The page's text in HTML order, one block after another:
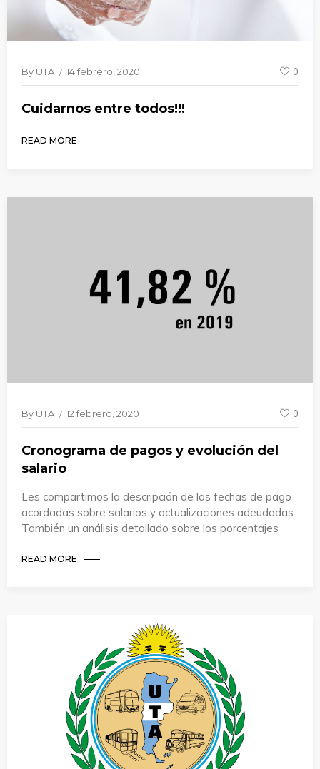
By UTA 14 febrero, 2020 0
Cuidarnos entre todos!!!
READ MORE
By UTA 12 febrero, 2020 0
Cronograma de pagos y evolución del
salario
Les compartimos la descripción de las fechas de pago
acordadas sobre salarios y actualizaciones adeudadas.
También un análisis detallado sobre los porcentajes
READ MORE